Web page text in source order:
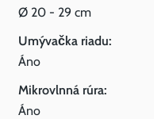
Ø 20 - 29 cm
Umývačka riadu:
Áno
Mikrovlnná rúra:
Áno